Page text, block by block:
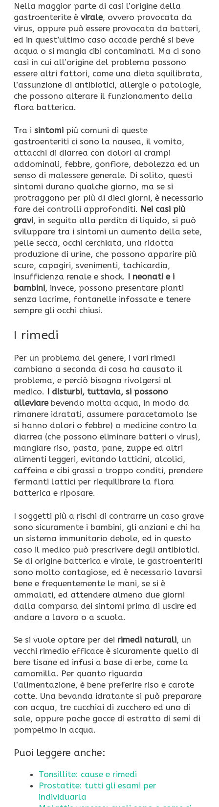
Nella maggior parte di casi l’origine della
gastroenterite è virale, ovvero provocata da
virus, oppure può essere provocata da batteri,
ed in quest’ultimo caso accade perché si beve
acqua o si mangia cibi contaminati. Ma ci sono
casi in cui all’origine del problema possono
essere altri fattori, come una dieta squilibrata,
l’assunzione di antibiotici, allergie o patologie,
che possono alterare il funzionamento della
flora batterica.
Tra i sintomi più comuni di queste
gastroenteriti ci sono la nausea, il vomito,
attacchi di diarrea con dolori ai crampi
addominali, febbre, gonfiore, debolezza ed un
senso di malessere generale. Di solito, questi
sintomi durano qualche giorno, ma se si
protraggono per più di dieci giorni, è necessario
fare dei controlli approfonditi. Nei casi più
gravi, in seguito alla perdita di liquido, si può
sviluppare tra i sintomi un aumento della sete,
pelle secca, occhi cerchiata, una ridotta
produzione di urine, che possono apparire più
scure, capogiri, svenimenti, tachicardia,
insufficienza renale e shock. I neonati e i
bambini, invece, possono presentare pianti
senza lacrime, fontanelle infossate e tenere
sempre gli occhi chiusi.
I rimedi
Per un problema del genere, i vari rimedi
cambiano a seconda di cosa ha causato il
problema, e perciò bisogna rivolgersi al
medico. I disturbi, tuttavia, si possono
alleviarebevendo molta acqua, in modo da
rimanere idratati, assumere paracetamolo (se
si hanno dolori o febbre) o medicine contro la
diarrea (che possono eliminare batteri o virus),
mangiare riso, pasta, pane, zuppe ed altri
alimenti leggeri, evitando latticini, alcolici,
caffeina e cibi grassi o troppo conditi, prendere
fermanti lattici per riequilibrare la flora
batterica e riposare.
I soggetti più a rischi di contrarre un caso grave
sono sicuramente i bambini, gli anziani e chi ha
un sistema immunitario debole, ed in questo
caso il medico può prescrivere degli antibiotici.
Se di origine batterica e virale, le gastroenteriti
sono molto contagiose, ed è necessario lavarsi
bene e frequentemente le mani, se si è
ammalati, ed attendere almeno due giorni
dalla comparsa dei sintomi prima di uscire ed
andare a lavoro o a scuola.
Se si vuole optare per dei rimedi naturali, un
vecchi rimedio efficace è sicuramente quello di
bere tisane ed infusi a base di erbe, come la
camomilla. Per quanto riguarda
l’alimentazione, è bene preferire riso e carote
cotte. Una bevanda idratante si può preparare
con acqua, tre cucchiai di zucchero ed uno di
sale, oppure poche gocce di estratto di semi di
pompelmo in acqua.
Puoi leggere anche:
Tonsillite: cause e rimedi
Prostatite: tutti gli esami per
individuarla